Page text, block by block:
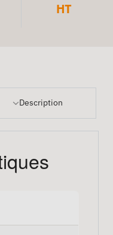
HT
Description